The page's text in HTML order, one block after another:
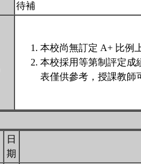
待補
本校尚無訂定 A+ 比例
本校採用等第制評定成
表僅供參考，授課教師
日
期